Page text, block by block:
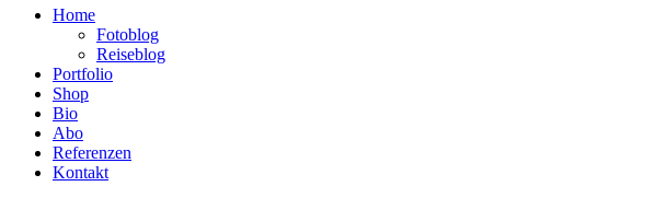
Home
Fotoblog
Reiseblog
Portfolio
Shop
Bio
Abo
Referenzen
Kontakt